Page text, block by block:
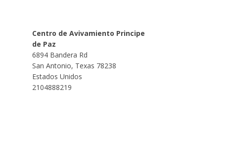
Centro de Avivamiento Principe
de Paz
6894 Bandera Rd
San Antonio, Texas 78238
Estados Unidos
2104888219